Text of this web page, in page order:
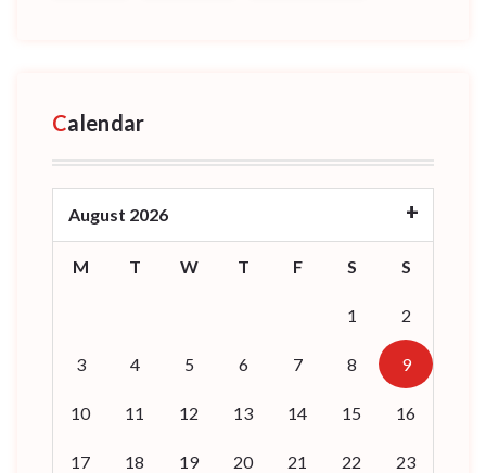
Calendar
August 2026
M T W T F S S
1 2
3 4 5 6 7 8 9
10 11 12 13 14 15 16
17 18 19 20 21 22 23